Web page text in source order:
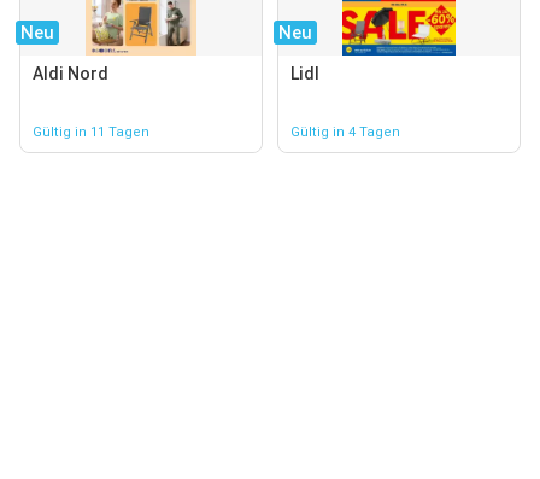
Neu
Aldi Nord
Gültig in 11 Tagen
Neu
Lidl
Gültig in 4 Tagen